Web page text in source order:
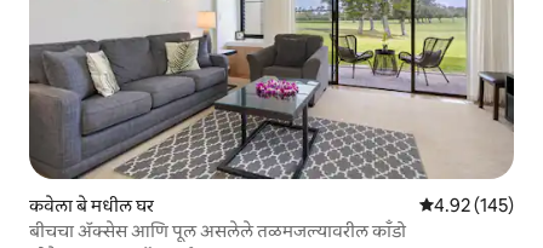
कवेला बे मधील घर 5 पैकी 4.92
4.92 (145)
बीचचा ॲक्सेस आणि पूल असलेले तळमजल्यावरील काँडो